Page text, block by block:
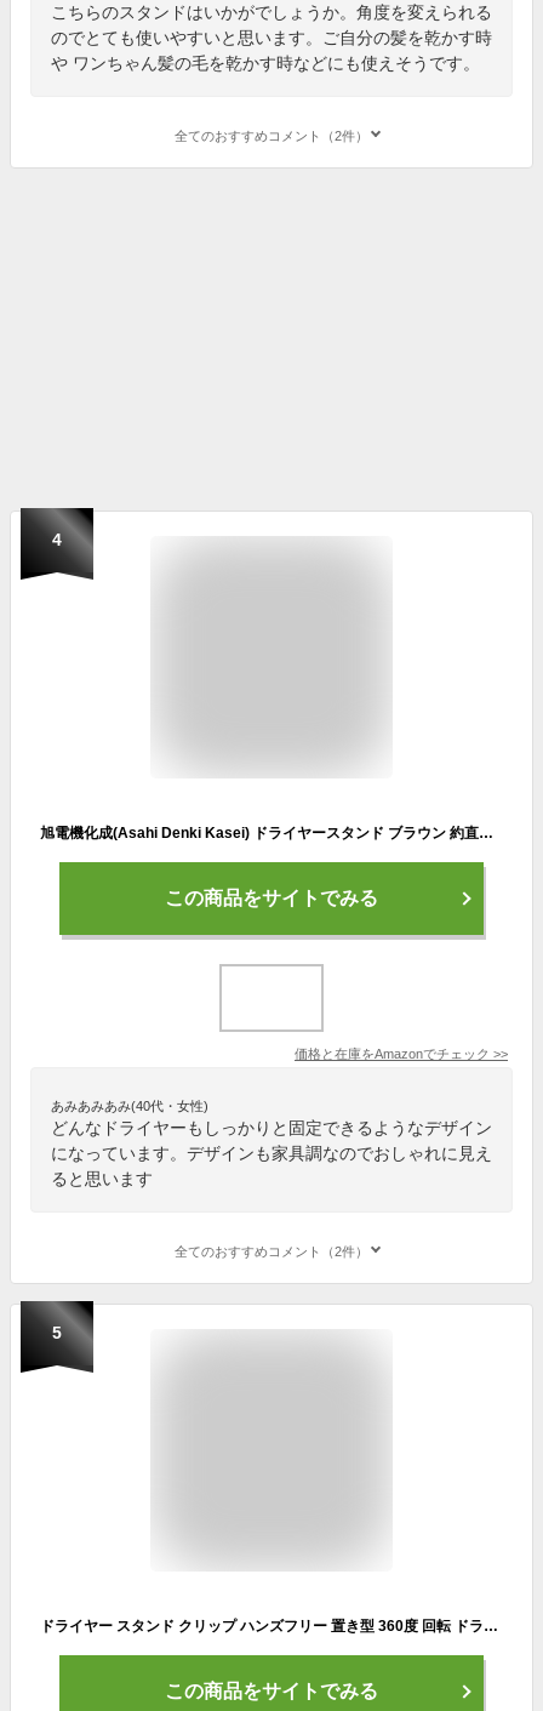
こちらのスタンドはいかがでしょうか。角度を変えられる
のでとても使いやすいと思います。ご自分の髪を乾かす時
や ワンちゃん髪の毛を乾かす時などにも使えそうです。
全てのおすすめコメント（2件）
4
旭電機化成(Asahi Denki Kasei) ドライヤースタンド ブラウン 約直径18×高さ65.5~98.5cm ADR-100
この商品をサイトでみる
価格と在庫をAmazonでチェック >>
あみあみあみ(40代・女性)
どんなドライヤーもしっかりと固定できるようなデザイン
になっています。デザインも家具調なのでおしゃれに見え
ると思います
全てのおすすめコメント（2件）
5
ドライヤー スタンド クリップ ハンズフリー 置き型 360度 回転 ドライヤーホルダー テーブル 固定 高さ調整 アームスタンド 子供 髪 乾燥 置き型【レビュー投稿でプレゼント進呈】
この商品をサイトでみる